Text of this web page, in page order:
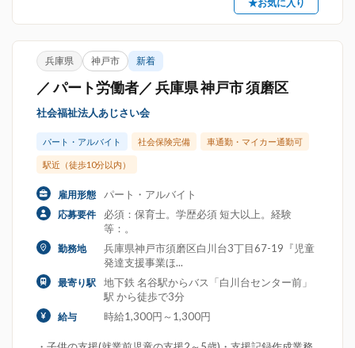
★お気に入り
兵庫県 神戸市 新着
／ パート労働者／ 兵庫県 神戸市 須磨区
社会福祉法人あじさい会
パート・アルバイト 社会保険完備 車通勤・マイカー通勤可
駅近（徒歩10分以内）
雇用形態 パート・アルバイト
応募要件
必須：保育士。学歴必須 短大以上。経験
等：。
勤務地
兵庫県神戸市須磨区白川台3丁目67-19『児童
発達支援事業ほ...
最寄り駅
地下鉄 名谷駅からバス「白川台センター前」
駅 から徒歩で3分
給与 時給1,300円～1,300円